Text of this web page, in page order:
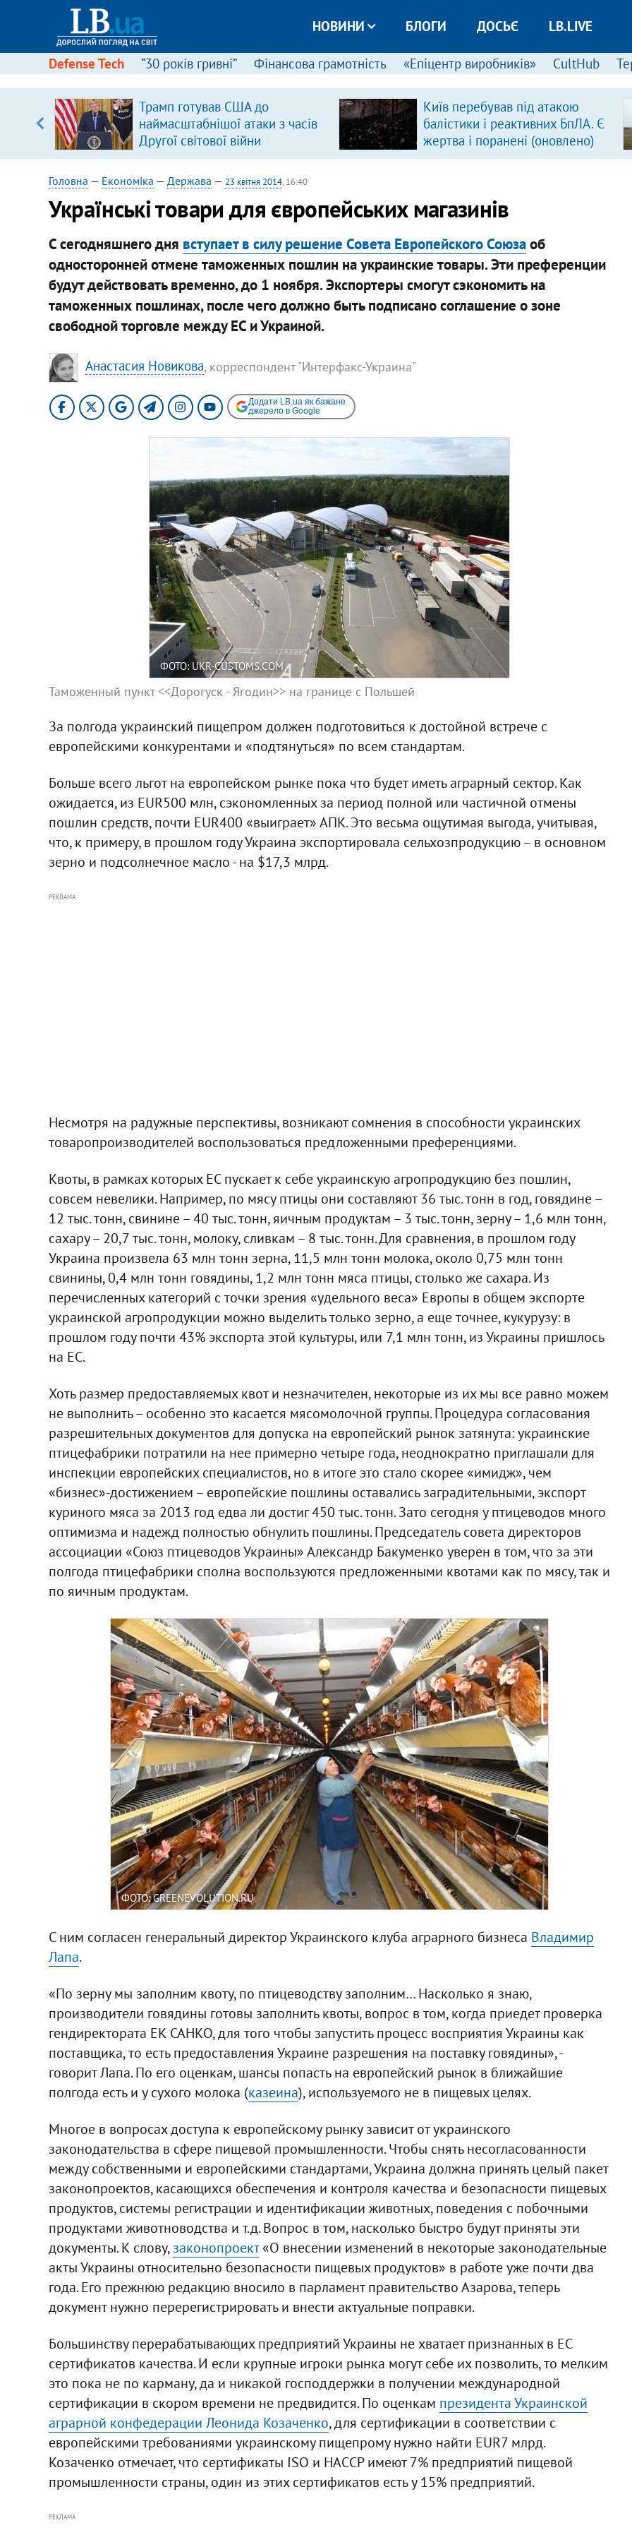
НОВИНИ БЛОГИ ДОСЬЄ LB.LIVE
Defense Tech “30 років гривні” Фінансова грамотність «Епіцентр виробників» CultHub
Трамп готував США до
наймасштабнішої атаки з часів
Другої світової війни
Київ перебував під атакою
балістики і реактивних БпЛА. Є
жертва і поранені (оновлено)
Головна — Економіка — Держава — 23 квітня 2014, 16:40
Українські товари для європейських магазинів
С сегодняшнего дня вступает в силу решение Совета Европейского Союзаоб
односторонней отмене таможенных пошлин на украинские товары. Эти преференции
будут действовать временно, до 1 ноября. Экспортеры смогут сэкономить на
таможенных пошлинах, после чего должно быть подписано соглашение о зоне
свободной торговле между ЕС и Украиной.
Анастасия Новикова, корреспондент "Интерфакс-Украина"
Додати LB.ua як бажане
джерело в Google
ФОТО: UKR-CUSTOMS.COM
Таможенный пункт <<Дорогуск - Ягодин>> на границе с Польшей
За полгода украинский пищепром должен подготовиться к достойной встрече с
европейскими конкурентами и «подтянуться» по всем стандартам.
Больше всего льгот на европейском рынке пока что будет иметь аграрный сектор. Как
ожидается, из EUR500 млн, сэкономленных за период полной или частичной отмены
пошлин средств, почти EUR400 «выиграет» АПК. Это весьма ощутимая выгода, учитывая,
что, к примеру, в прошлом году Украина экспортировала сельхозпродукцию – в основном
зерно и подсолнечное масло - на $17,3 млрд.
РЕКЛАМА
Несмотря на радужные перспективы, возникают сомнения в способности украинских
товаропроизводителей воспользоваться предложенными преференциями.
Квоты, в рамках которых ЕС пускает к себе украинскую агропродукцию без пошлин,
совсем невелики. Например, по мясу птицы они составляют 36 тыс. тонн в год, говядине –
12 тыс. тонн, свинине – 40 тыс. тонн, яичным продуктам – 3 тыс. тонн, зерну – 1,6 млн тонн,
сахару – 20,7 тыс. тонн, молоку, сливкам – 8 тыс. тонн. Для сравнения, в прошлом году
Украина произвела 63 млн тонн зерна, 11,5 млн тонн молока, около 0,75 млн тонн
свинины, 0,4 млн тонн говядины, 1,2 млн тонн мяса птицы, столько же сахара. Из
перечисленных категорий с точки зрения «удельного веса» Европы в общем экспорте
украинской агропродукции можно выделить только зерно, а еще точнее, кукурузу: в
прошлом году почти 43% экспорта этой культуры, или 7,1 млн тонн, из Украины пришлось
на ЕС.
Хоть размер предоставляемых квот и незначителен, некоторые из их мы все равно можем
не выполнить – особенно это касается мясомолочной группы. Процедура согласования
разрешительных документов для допуска на европейский рынок затянута: украинские
птицефабрики потратили на нее примерно четыре года, неоднократно приглашали для
инспекции европейских специалистов, но в итоге это стало скорее «имидж», чем
«бизнес»-достижением – европейские пошлины оставались заградительными, экспорт
куриного мяса за 2013 год едва ли достиг 450 тыс. тонн. Зато сегодня у птицеводов много
оптимизма и надежд полностью обнулить пошлины. Председатель совета директоров
ассоциации «Союз птицеводов Украины» Александр Бакуменко уверен в том, что за эти
полгода птицефабрики сполна воспользуются предложенными квотами как по мясу, так и
по яичным продуктам.
ФОТО: GREENEVOLUTION.RU
С ним согласен генеральный директор Украинского клуба аграрного бизнеса Владимир
Лапа.
«По зерну мы заполним квоту, по птицеводству заполним… Насколько я знаю,
производители говядины готовы заполнить квоты, вопрос в том, когда приедет проверка
гендиректората ЕК САНКО, для того чтобы запустить процесс восприятия Украины как
поставщика, то есть предоставления Украине разрешения на поставку говядины», -
говорит Лапа. По его оценкам, шансы попасть на европейский рынок в ближайшие
полгода есть и у сухого молока (казеина), используемого не в пищевых целях.
Многое в вопросах доступа к европейскому рынку зависит от украинского
законодательства в сфере пищевой промышленности. Чтобы снять несогласованности
между собственными и европейскими стандартами, Украина должна принять целый пакет
законопроектов, касающихся обеспечения и контроля качества и безопасности пищевых
продуктов, системы регистрации и идентификации животных, поведения с побочными
продуктами животноводства и т.д. Вопрос в том, насколько быстро будут приняты эти
документы. К слову,законопроект«О внесении изменений в некоторые законодательные
акты Украины относительно безопасности пищевых продуктов» в работе уже почти два
года. Его прежнюю редакцию вносило в парламент правительство Азарова, теперь
документ нужно перерегистрировать и внести актуальные поправки.
Большинству перерабатывающих предприятий Украины не хватает признанных в ЕС
сертификатов качества. И если крупные игроки рынка могут себе их позволить, то мелким
это пока не по карману, да и никакой господдержки в получении международной
сертификации в скором времени не предвидится. По оценкам президента Украинской
аграрной конфедерации Леонида Козаченко, для сертификации в соответствии с
европейскими требованиями украинскому пищепрому нужно найти EUR7 млрд.
Козаченко отмечает, что сертификаты ISO и HACСP имеют 7% предприятий пищевой
промышленности страны, один из этих сертификатов есть у 15% предприятий.
РЕКЛАМА